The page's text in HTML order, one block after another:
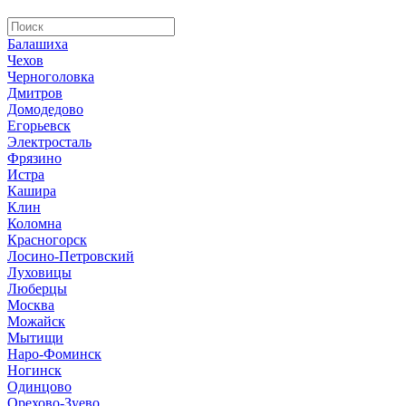
Балашиха
Чехов
Черноголовка
Дмитров
Домодедово
Егорьевск
Электросталь
Фрязино
Истра
Кашира
Клин
Коломна
Красногорск
Лосино-Петровский
Луховицы
Люберцы
Москва
Можайск
Мытищи
Наро-Фоминск
Ногинск
Одинцово